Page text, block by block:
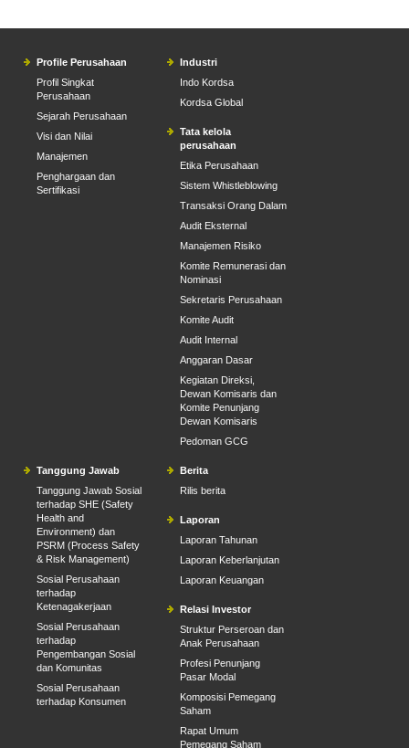
Profile Perusahaan
Profil Singkat
Perusahaan
Sejarah Perusahaan
Visi dan Nilai
Manajemen
Penghargaan dan
Sertifikasi
Industri
Indo Kordsa
Kordsa Global
Tata kelola
perusahaan
Etika Perusahaan
Sistem Whistleblowing
Transaksi Orang Dalam
Audit Eksternal
Manajemen Risiko
Komite Remunerasi dan
Nominasi
Sekretaris Perusahaan
Komite Audit
Audit Internal
Anggaran Dasar
Kegiatan Direksi,
Dewan Komisaris dan
Komite Penunjang
Dewan Komisaris
Pedoman GCG
Tanggung Jawab
Tanggung Jawab Sosial
terhadap SHE (Safety
Health and
Environment) dan
PSRM (Process Safety
& Risk Management)
Sosial Perusahaan
terhadap
Ketenagakerjaan
Sosial Perusahaan
terhadap
Pengembangan Sosial
dan Komunitas
Sosial Perusahaan
terhadap Konsumen
Berita
Rilis berita
Laporan
Laporan Tahunan
Laporan Keberlanjutan
Laporan Keuangan
Relasi Investor
Struktur Perseroan dan
Anak Perusahaan
Profesi Penunjang
Pasar Modal
Komposisi Pemegang
Saham
Rapat Umum
Pemegang Saham